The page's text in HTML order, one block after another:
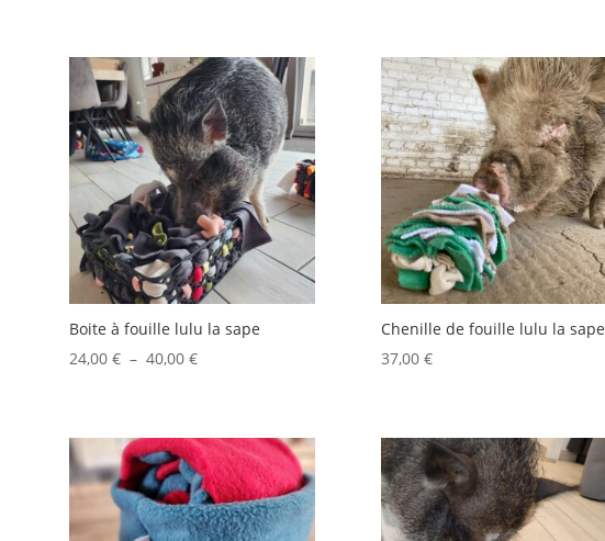
33,00 €
à
43,00 €
Boite à fouille lulu la sape
24,00 € – 40,00 €Plage
24,00 €
à
40,00 €
Chenille de fouille lulu la sape
37,00 €